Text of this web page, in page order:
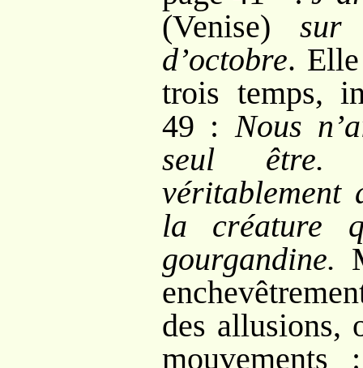
(Venise)
d’octobre.
trois temps,
49 :Nous
seul être.
véritablement
la créature
gourgandine.
des allusions,
mouvements